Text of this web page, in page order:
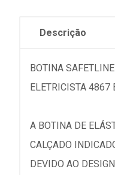
Descrição
BOTINA
ELETRICISTA 4867
A BOTINA DE
CALÇADO
DEVIDO AO